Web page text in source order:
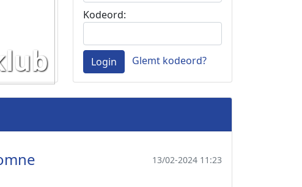
Kodeord:
Login Glemt kodeord?
13/02-2024 11:23